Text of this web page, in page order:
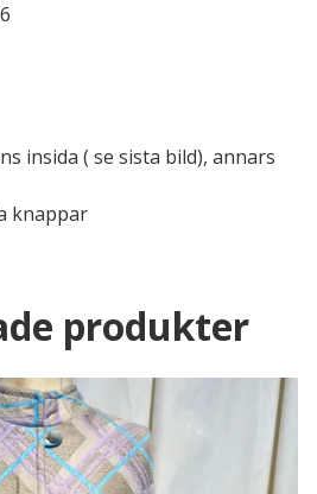
insida ( se sista bild), annars
knappar
produkter